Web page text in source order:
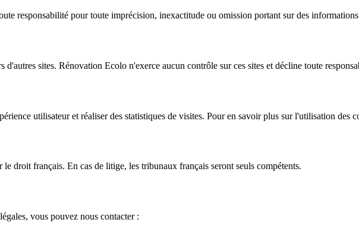
responsabilité pour toute imprécision, inexactitude ou omission portant sur des
d'autres sites. Rénovation Ecolo n'exerce aucun contrôle sur ces sites et décline toute
utilisateur et réaliser des statistiques de visites. Pour en savoir plus sur l'utilisation des
le droit français. En cas de litige, les tribunaux français seront seuls compétents.
vous pouvez nous contacter :